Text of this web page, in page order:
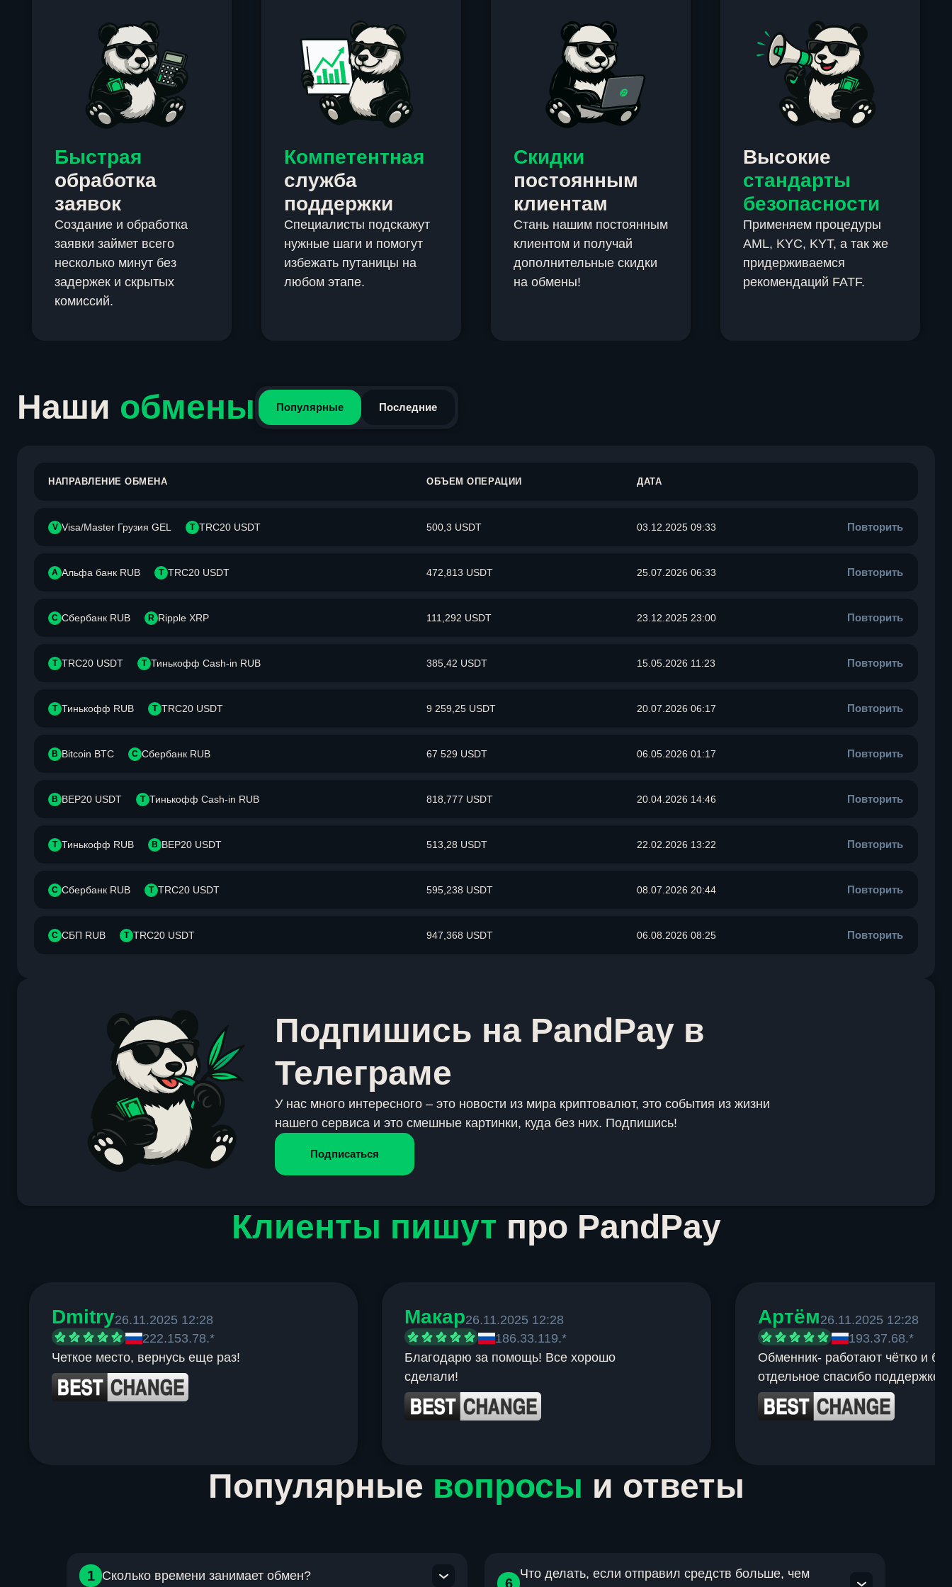
Быстрая
обработка
заявок
Создание и обработка
заявки займет всего
несколько минут без
задержек и скрытых
комиссий.
Компетентная
служба
поддержки
Специалисты подскажут
нужные шаги и помогут
избежать путаницы на
любом этапе.
Скидки
постоянным
клиентам
Стань нашим постоянным
клиентом и получай
дополнительные скидки
на обмены!
Высокие
стандарты
безопасности
Применяем процедуры
AML, KYC, KYT, а так же
придерживаемся
рекомендаций FATF.
Наши обмены Популярные Последние
НАПРАВЛЕНИЕ ОБМЕНА ОБЪЕМ ОПЕРАЦИИ ДАТА
V Visa/Master Грузия GEL T TRC20 USDT 500,3 USDT 03.12.2025 09:33 Повторить
А Альфа банк RUB T TRC20 USDT 472,813 USDT 25.07.2026 06:33 Повторить
С Сбербанк RUB R Ripple XRP 111,292 USDT 23.12.2025 23:00 Повторить
T TRC20 USDT Т Тинькофф Cash-in RUB 385,42 USDT 15.05.2026 11:23 Повторить
Т Тинькофф RUB T TRC20 USDT 9 259,25 USDT 20.07.2026 06:17 Повторить
B Bitcoin BTC С Сбербанк RUB 67 529 USDT 06.05.2026 01:17 Повторить
B BEP20 USDT Т Тинькофф Cash-in RUB 818,777 USDT 20.04.2026 14:46 Повторить
Т Тинькофф RUB B BEP20 USDT 513,28 USDT 22.02.2026 13:22 Повторить
С Сбербанк RUB T TRC20 USDT 595,238 USDT 08.07.2026 20:44 Повторить
С СБП RUB T TRC20 USDT 947,368 USDT 06.08.2026 08:25 Повторить
Подпишись на PandPay в
Телеграме
У нас много интересного – это новости из мира криптовалют, это события из жизни
нашего сервиса и это смешные картинки, куда без них. Подпишись!
Подписаться
Клиенты пишут про PandPay
Dmitry26.11.2025 12:28
222.153.78.*
Четкое место, вернусь еще раз!
Макар26.11.2025 12:28
186.33.119.*
Благодарю за помощь! Все хорошо
сделали!
Артём26.11.2025 12:28
193.37.68.*
Обменник- работают чётко и
отдельное спасибо поддержке.
Популярные вопросы и ответы
1 Сколько времени занимает обмен?
6
Что делать, если отправил средств больше, чем